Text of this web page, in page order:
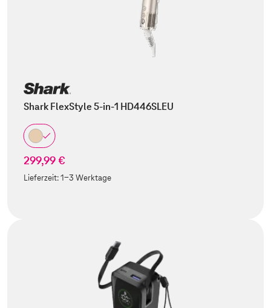
Shark FlexStyle 5-in-1 HD446SLEU
299,99 €
Lieferzeit:1-3 Werktage